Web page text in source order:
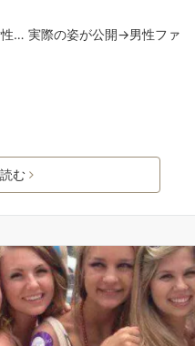
… 実際の姿が公開→男性ファ
む